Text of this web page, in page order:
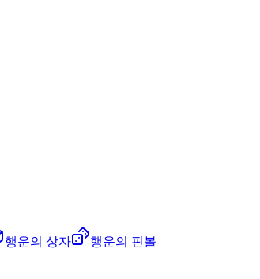
행운의 상자 행운의 핀볼